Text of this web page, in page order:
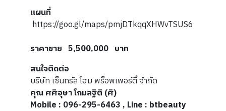
แผนที่
https://goo.gl/maps/pmjDTkqqXHWvTSUS6
ราคาขาย 5,500,000 บาท
สนใจติดต่อ
บริษัท เซ็นทรัล โฮม พร็อพเพอร์ตี้ จำกัด
คุณ ศศิอุษา โกมลฐิติ (ศิ)
Mobile : 096-295-6463 , Line : btbeauty